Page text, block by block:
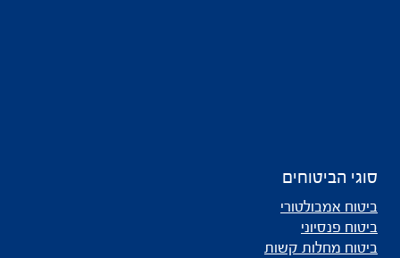
סוגי הביטוחים
ביטוח אמבולטורי
ביטוח פנסיוני
ביטוח מחלות קשות